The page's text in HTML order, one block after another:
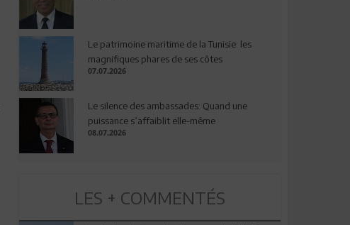
Le patrimoine maritime de la Tunisie: les
magnifiques phares de ses côtes
07.07.2026
Le silence des ambassades: Quand une
puissance s’affaiblit elle-même
08.07.2026
LES + COMMENTÉS